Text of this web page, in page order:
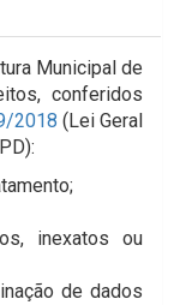
Municipal de
conferidos
2018 (Lei Geral
inexatos ou
de dados